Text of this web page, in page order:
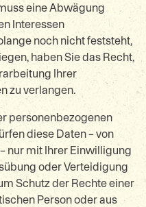
eine Abwägung
Interessen
noch nicht feststeht,
haben Sie das Recht,
Ihrer
zu verlangen.
personenbezogenen
diese Daten – von
nur mit Ihrer Einwilligung
oder Verteidigung
Schutz der Rechte einer
Person oder aus